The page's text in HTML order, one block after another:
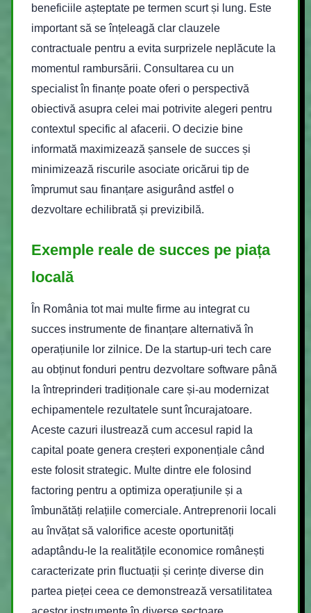
beneficiile așteptate pe termen scurt și lung. Este
important să se înțeleagă clar clauzele
contractuale pentru a evita surprizele neplăcute la
momentul rambursării. Consultarea cu un
specialist în finanțe poate oferi o perspectivă
obiectivă asupra celei mai potrivite alegeri pentru
contextul specific al afacerii. O decizie bine
informată maximizează șansele de succes și
minimizează riscurile asociate oricărui tip de
împrumut sau finanțare asigurând astfel o
dezvoltare echilibrată și previzibilă.
Exemple reale de succes pe piața
locală
În România tot mai multe firme au integrat cu
succes instrumente de finanțare alternativă în
operațiunile lor zilnice. De la startup-uri tech care
au obținut fonduri pentru dezvoltare software până
la întreprinderi tradiționale care și-au modernizat
echipamentele rezultatele sunt încurajatoare.
Aceste cazuri ilustrează cum accesul rapid la
capital poate genera creșteri exponențiale când
este folosit strategic. Multe dintre ele folosind
factoring pentru a optimiza operațiunile și a
îmbunătăți relațiile comerciale. Antreprenorii locali
au învățat să valorifice aceste oportunități
adaptându-le la realitățile economice românești
caracterizate prin fluctuații și cerințe diverse din
partea pieței ceea ce demonstrează versatilitatea